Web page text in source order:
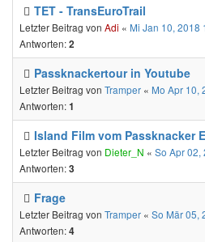
TET - TransEuroTrail
Letzter Beitrag von Adi « Mi Jan 10, 2018
Antworten:2
Passknackertour in Youtube
Letzter Beitrag von Tramper « Mo Apr 10,
Antworten:1
Island Film vom Passknacker
Letzter Beitrag von Dieter_N « So Apr 02,
Antworten:3
Frage
Letzter Beitrag von Tramper « So Mär 05,
Antworten:4